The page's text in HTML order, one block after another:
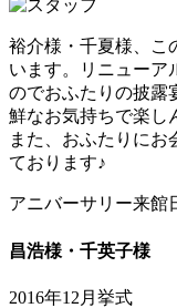
裕介様・千夏様、こ
います。リニューア
のでおふたりの披露
鮮なお気持ちで楽し
また、おふたりにお
ております♪
アニバーサリー来館
昌浩様・千英子様
2016年12月挙式